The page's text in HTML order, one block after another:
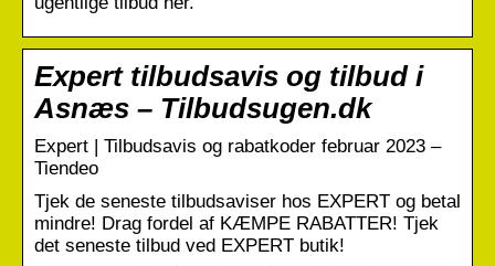
Expert tilbudsavis og tilbud i
Asnæs – Tilbudsugen.dk
Expert | Tilbudsavis og rabatkoder februar 2023 –
Tiendeo
Tjek de seneste tilbudsaviser hos EXPERT og betal
mindre! Drag fordel af KÆMPE RABATTER! Tjek
det seneste tilbud ved EXPERT butik!